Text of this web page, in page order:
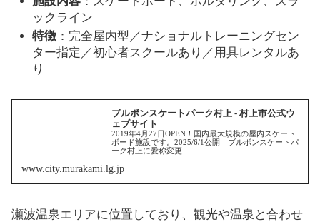
ックライン
特徴 ：完全屋内型／ナショナルトレーニングセン
ター指定／初心者スクールあり／用具レンタルあ
り
ブルボンスケートパーク村上 - 村上市公式ウ
ェブサイト
2019年4月27日OPEN！国内最大規模の屋内スケート
ボード施設です。2025/6/1公開 ブルボンスケートパ
ーク村上に愛称変更
www.city.murakami.lg.jp
瀬波温泉エリアに位置しており、観光や温泉と合わせ